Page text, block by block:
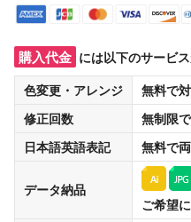
購入代金 には以下のサービ
色変更・アレンジ
無料で
修正回数
無制限
日本語英語表記
無料で
データ納品
ご希望